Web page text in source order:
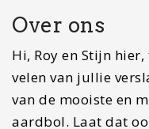
Over ons
Hi, Roy en Stijn
velen van jullie
van de mooiste en
aardbol. Laat dat